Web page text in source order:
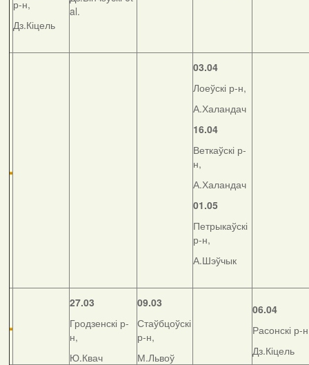
р-н,
Дз.Кіцель
al.
03.04
Лоеўскі р-н,
А.Халандач
16.04
Веткаўскі р-
н,
А.Халандач
01.05
Петрыкаўскі
р-н,
А.Шэўчык
27.03
Гродзенскі р-
н,
Ю.Квач
09.03
Стаўбцоўскі
р-н,
М.Львоў
06.04
Расонскі р-
Дз.Кіцель